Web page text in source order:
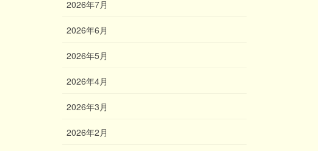
2026年7月
2026年6月
2026年5月
2026年4月
2026年3月
2026年2月